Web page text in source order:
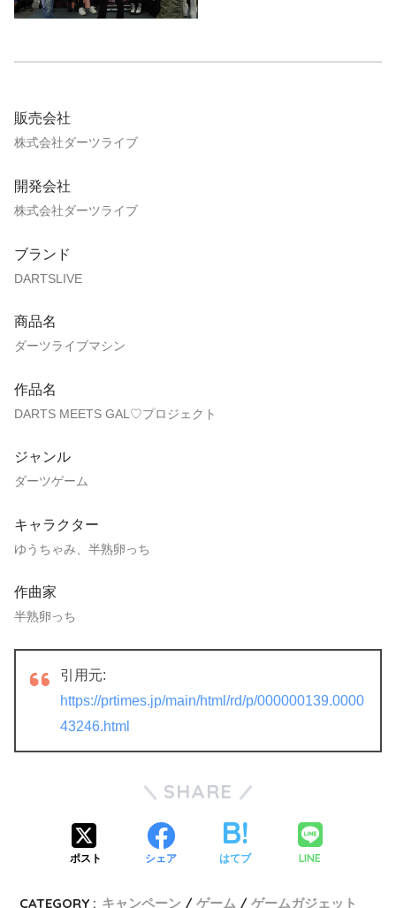
販売会社
株式会社ダーツライブ
開発会社
株式会社ダーツライブ
ブランド
DARTSLIVE
商品名
ダーツライブマシン
作品名
DARTS MEETS GAL♡プロジェクト
ジャンル
ダーツゲーム
キャラクター
ゆうちゃみ、半熟卵っち
作曲家
半熟卵っち
引用元:
https://prtimes.jp/main/html/rd/p/000000139.0000
43246.html
SHARE
ポスト シェア はてブ LINE
CATEGORY : キャンペーン ゲーム ゲームガジェット